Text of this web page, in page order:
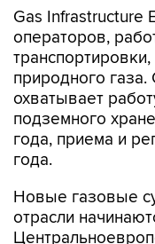
Gas Infrastructure
операторов,
природного газа.
охватывает
подземного
года, приема и
года.
Новые газовые
отрасли